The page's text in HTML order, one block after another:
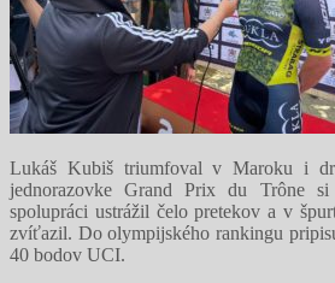
Lukáš Kubiš triumfoval v Maroku i
jednorazovke Grand Prix du Trône
spolupráci ustrážil čelo pretekov a v
zvíťazil. Do olympijského rankingu
40 bodov UCI.